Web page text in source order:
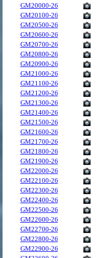
GM20000-26
GM20100-26
GM20500-26
GM20600-26
GM20700-26
GM20800-26
GM20900-26
GM21000-26
GM21100-26
GM21200-26
GM21300-26
GM21400-26
GM21500-26
GM21600-26
GM21700-26
GM21800-26
GM21900-26
GM22000-26
GM22100-26
GM22300-26
GM22400-26
GM22500-26
GM22600-26
GM22700-26
GM22800-26
GM22900-26